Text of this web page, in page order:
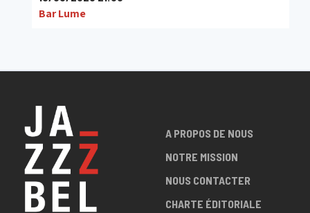
Bar Lume
A PROPOS DE NOUS
NOTRE MISSION
NOUS CONTACTER
CHARTE ÉDITORIALE